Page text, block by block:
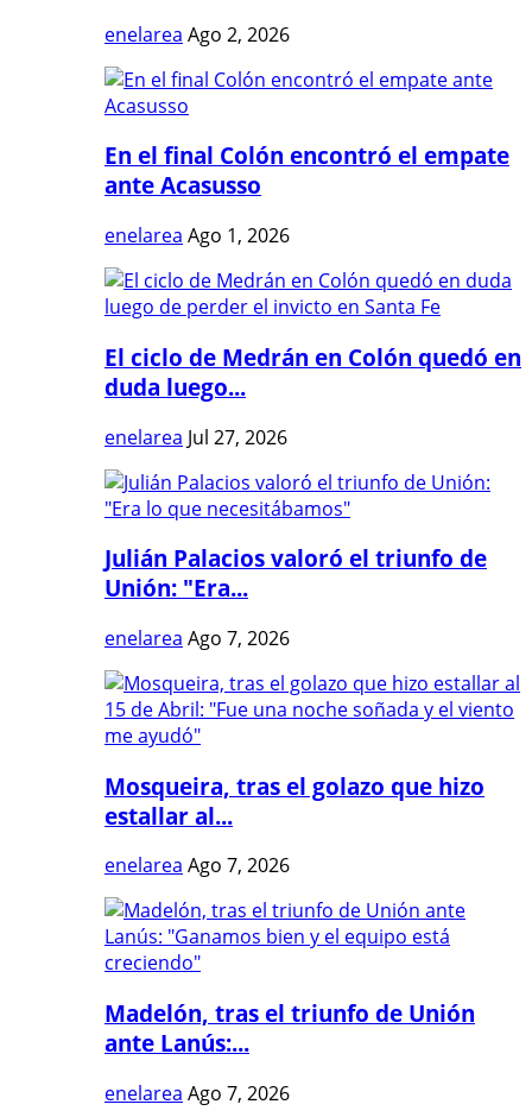
enelarea Ago 2, 2026
En el final Colón encontró el empate
ante Acasusso
enelarea Ago 1, 2026
El ciclo de Medrán en Colón quedó en
duda luego...
enelarea Jul 27, 2026
Julián Palacios valoró el triunfo de
Unión: "Era...
enelarea Ago 7, 2026
Mosqueira, tras el golazo que hizo
estallar al...
enelarea Ago 7, 2026
Madelón, tras el triunfo de Unión
ante Lanús:...
enelarea Ago 7, 2026